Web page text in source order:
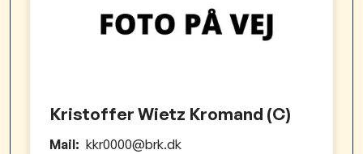
Kristoffer Wietz Kromand (C)
Mail: kkr0000@brk.dk